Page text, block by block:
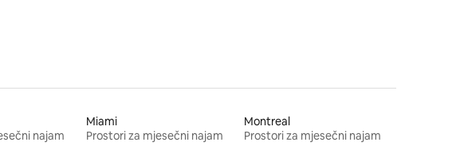
najam
Miami
Prostori za mjesečni najam
Montreal
Prostori za mjesečni najam